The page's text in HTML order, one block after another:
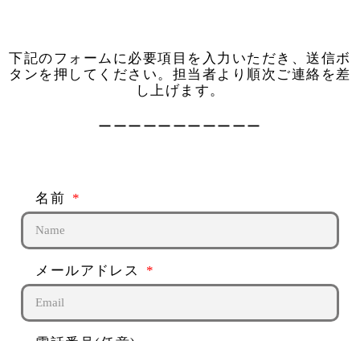
下記のフォームに必要項目を入力いただき、送信ボ
タンを押してください。担当者より順次ご連絡を差
し上げます。
ーーーーーーーーーーー
名前
メールアドレス